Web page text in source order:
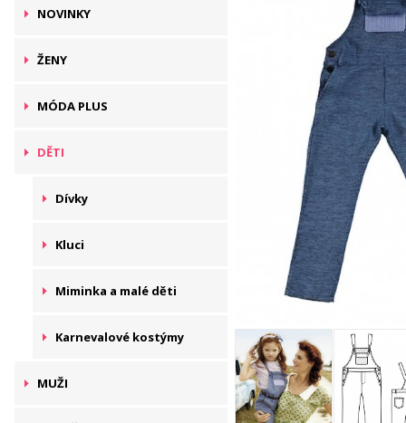
NOVINKY
ŽENY
MÓDA PLUS
DĚTI
Dívky
Kluci
Miminka a malé děti
Karnevalové kostýmy
MUŽI